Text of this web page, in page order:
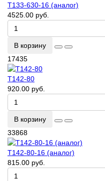
Т133-630-16 (аналог)
4525.00 руб.
В корзину
17435
Т142-80
920.00 руб.
В корзину
33868
Т142-80-16 (аналог)
815.00 руб.